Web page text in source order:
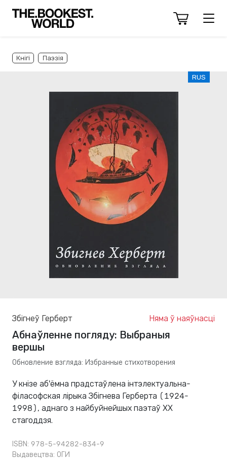
Кнігі Паэзія
RUS
Збігнеў Герберт Няма ў наяўнасці
Абнаўленне погляду: Выбраныя
вершы
Обновление взгляда: Избранные стихотворения
У кнізе аб'ёмна прадстаўлена інтэлектуальна-
філасофская лірыка Збігнева Герберта (1924-
1998), аднаго з найбуйнейшых паэтаў ХХ
стагоддзя.
ISBN: 978-5-94282-834-9
Выдавецтва: ОГИ